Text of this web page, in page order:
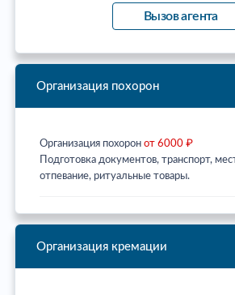
Вызов агента
Организация похорон
Организация похорон от 6000 ₽
Подготовка документов, транспорт,
отпевание, ритуальные товары.
Организация кремации